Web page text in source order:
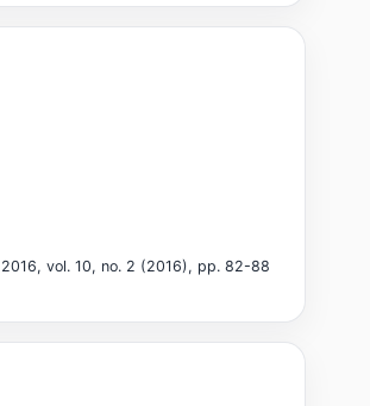
vol. 10, no. 2 (2016), pp. 82-88